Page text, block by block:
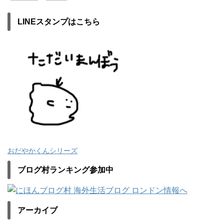
LINEスタンプはこちら
おだやかくんシリーズ
ブログ村ランキング参加中
アーカイブ